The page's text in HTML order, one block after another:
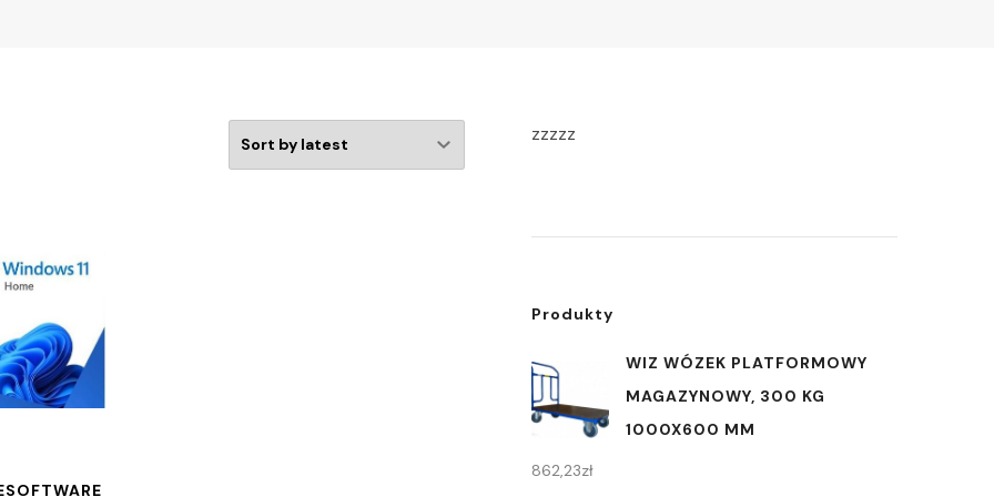
zzzzz
Produkty
WIZ WÓZEK PLATFORMOWY
MAGAZYNOWY, 300 KG
1000X600 MM
862,23zł